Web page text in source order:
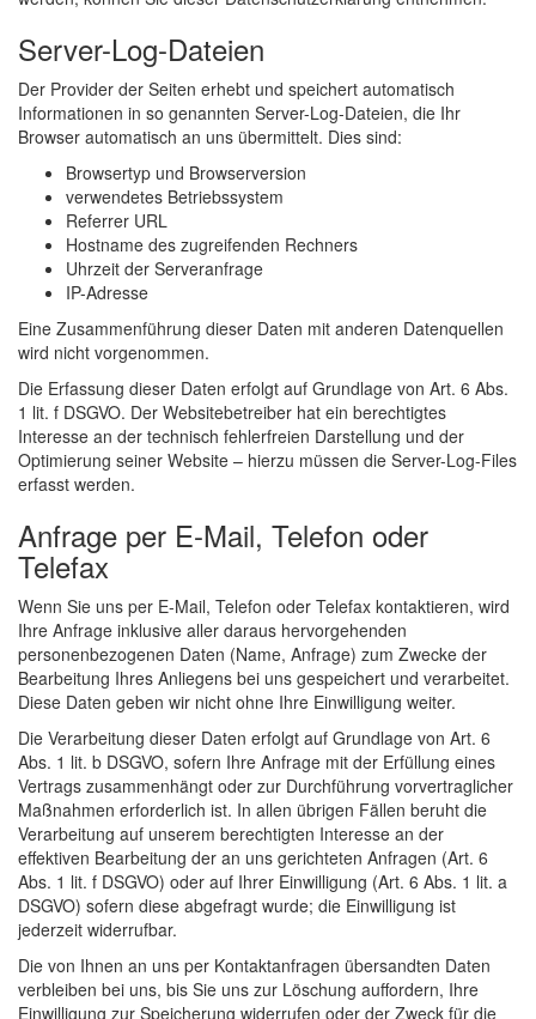
Server-Log-Dateien
Der Provider der Seiten erhebt und speichert automatisch
Informationen in so genannten Server-Log-Dateien, die Ihr
Browser automatisch an uns übermittelt. Dies sind:
Browsertyp und Browserversion
verwendetes Betriebssystem
Referrer URL
Hostname des zugreifenden Rechners
Uhrzeit der Serveranfrage
IP-Adresse
Eine Zusammenführung dieser Daten mit anderen Datenquellen
wird nicht vorgenommen.
Die Erfassung dieser Daten erfolgt auf Grundlage von Art. 6 Abs.
1 lit. f DSGVO. Der Websitebetreiber hat ein berechtigtes
Interesse an der technisch fehlerfreien Darstellung und der
Optimierung seiner Website – hierzu müssen die Server-Log-Files
erfasst werden.
Anfrage per E-Mail, Telefon oder
Telefax
Wenn Sie uns per E-Mail, Telefon oder Telefax kontaktieren, wird
Ihre Anfrage inklusive aller daraus hervorgehenden
personenbezogenen Daten (Name, Anfrage) zum Zwecke der
Bearbeitung Ihres Anliegens bei uns gespeichert und verarbeitet.
Diese Daten geben wir nicht ohne Ihre Einwilligung weiter.
Die Verarbeitung dieser Daten erfolgt auf Grundlage von Art. 6
Abs. 1 lit. b DSGVO, sofern Ihre Anfrage mit der Erfüllung eines
Vertrags zusammenhängt oder zur Durchführung vorvertraglicher
Maßnahmen erforderlich ist. In allen übrigen Fällen beruht die
Verarbeitung auf unserem berechtigten Interesse an der
effektiven Bearbeitung der an uns gerichteten Anfragen (Art. 6
Abs. 1 lit. f DSGVO) oder auf Ihrer Einwilligung (Art. 6 Abs. 1 lit. a
DSGVO) sofern diese abgefragt wurde; die Einwilligung ist
jederzeit widerrufbar.
Die von Ihnen an uns per Kontaktanfragen übersandten Daten
verbleiben bei uns, bis Sie uns zur Löschung auffordern, Ihre
Einwilligung zur Speicherung widerrufen oder der Zweck für die